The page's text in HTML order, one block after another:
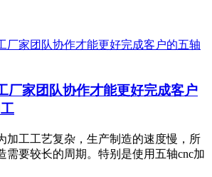
厂家团队协作才能更好完成客户
加工工艺复杂，生产制造的速度慢，所
需要较长的周期。特别是使用五轴cnc加